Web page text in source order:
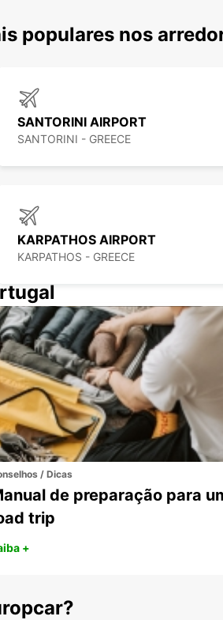
populares nos
SANTORINI AIRPORT
SANTORINI - GREECE
KARPATHOS AIRPORT
KARPATHOS - GREECE
NAXOS AIRPORT
NAXOS - GREECE
/ Dicas
de preparação para
trip
+